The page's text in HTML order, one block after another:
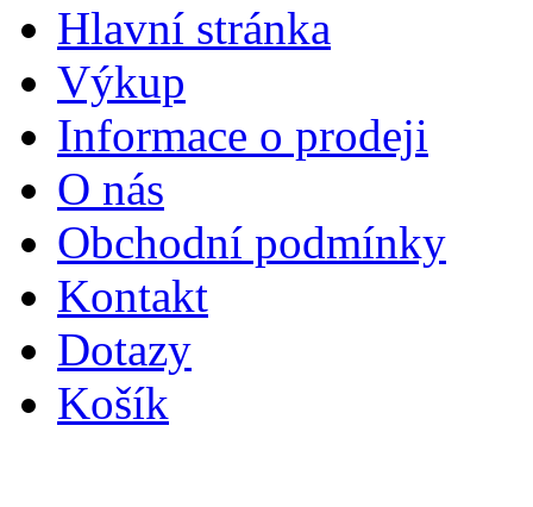
Hlavní stránka
Výkup
Informace o prodeji
O nás
Obchodní podmínky
Kontakt
Dotazy
Košík